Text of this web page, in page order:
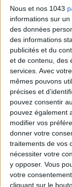
Nous et nos 1043
informations sur
des données
des informations
publicités et du
et de contenu, des
services. Avec
mêmes pouvons
précises et
pouvez consentir
pouvez également
modifier vos
donner votre
traitements de vos
nécessiter votre
y opposer. Vous
votre
cliquant sur le
KEV